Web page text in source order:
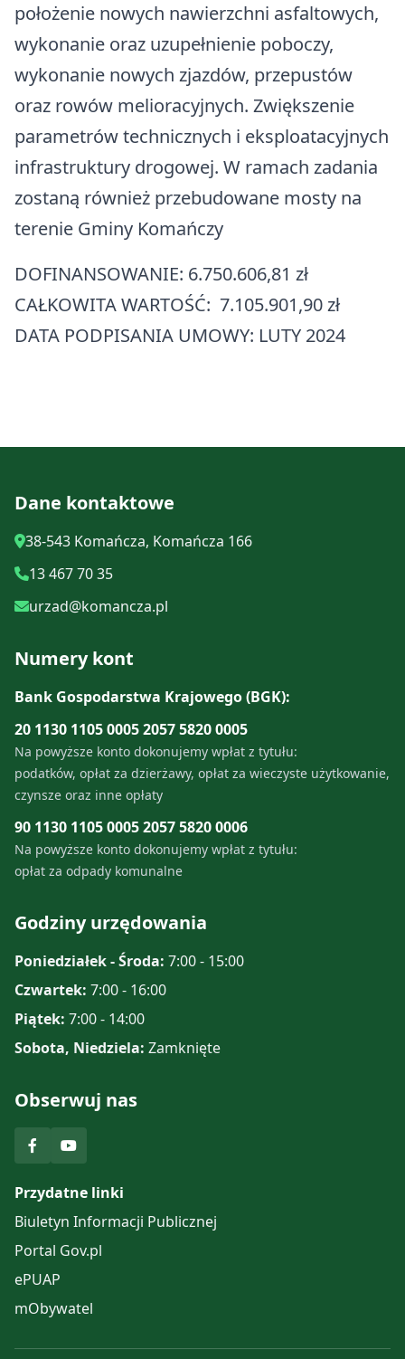
położenie nowych nawierzchni asfaltowych,
wykonanie oraz uzupełnienie poboczy,
wykonanie nowych zjazdów, przepustów
oraz rowów melioracyjnych. Zwiększenie
parametrów technicznych i eksploatacyjnych
infrastruktury drogowej. W ramach zadania
zostaną również przebudowane mosty na
terenie Gminy Komańczy
DOFINANSOWANIE: 6.750.606,81 zł
CAŁKOWITA WARTOŚĆ: 7.105.901,90 zł
DATA PODPISANIA UMOWY: LUTY 2024
Dane kontaktowe
38-543 Komańcza, Komańcza 166
13 467 70 35
urzad@komancza.pl
Numery kont
Bank Gospodarstwa Krajowego (BGK):
20 1130 1105 0005 2057 5820 0005
Na powyższe konto dokonujemy wpłat z tytułu:
podatków, opłat za dzierżawy, opłat za wieczyste użytkowanie,
czynsze oraz inne opłaty
90 1130 1105 0005 2057 5820 0006
Na powyższe konto dokonujemy wpłat z tytułu:
opłat za odpady komunalne
Godziny urzędowania
Poniedziałek - Środa: 7:00 - 15:00
Czwartek: 7:00 - 16:00
Piątek: 7:00 - 14:00
Sobota, Niedziela: Zamknięte
Obserwuj nas
Przydatne linki
Biuletyn Informacji Publicznej
Portal Gov.pl
ePUAP
mObywatel